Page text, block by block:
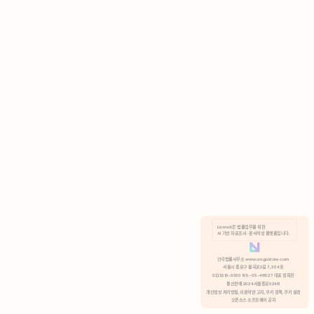
분석 쿠키 허용
Lawvot은 법률업무를 위한
AI 기반 자료조사 · 문서작성 플랫폼입니다.
안국법률사무소 www.anguklaw.com
서울시 종로구 율곡로2길 7, 304호
02)3210-3330 105-05-48527 대표 정희찬
통신판매 2024서울종로0248
개인정보 처리방침, 이용약관 고지, 쿠키 정책, 쿠키 설정
오픈소스 소프트웨어 공지